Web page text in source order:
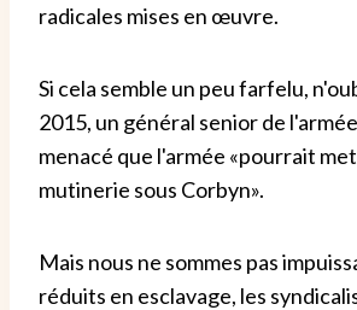
radicales mises en œuvre.
Si cela semble un peu farfelu,
2015, un général senior de
menacé que l'armée «pourrait
mutinerie sous Corbyn».
Mais nous ne sommes pas
réduits en esclavage, les